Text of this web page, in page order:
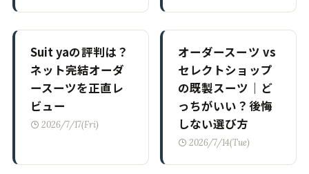
Suit yaの評判は？
ネット完結オーダ
ースーツを正直レ
ビュー
2026/7/17(Fri)
オーダースーツ vs
セレクトショップ
の既製スーツ｜ど
っちがいい？後悔
しない選び方
2026/7/14(Tue)